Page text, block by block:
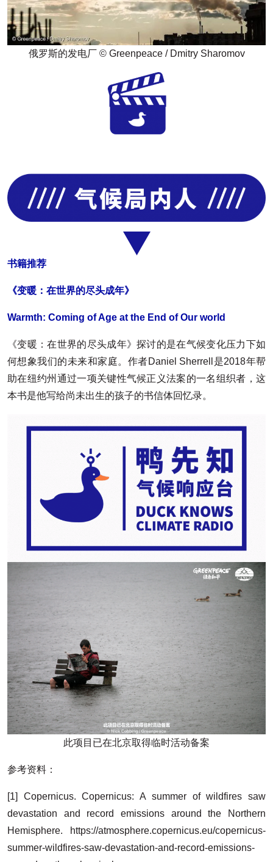
俄罗斯的发电厂 © Greenpeace / Dmitry Sharomov
书籍推荐
《变暖：在世界的尽头成年》
Warmth: Coming of Age at the End of Our world
《变暖：在世界的尽头成年》探讨的是在气候变化压力下如
何想象我们的未来和家庭。作者Daniel Sherrell是2018年帮
助在纽约州通过一项关键性气候正义法案的一名组织者，这
本书是他写给尚未出生的孩子的书信体回忆录。
此项目已在北京取得临时活动备案
参考资料：
[1] Copernicus. Copernicus: A summer of wildfires saw
devastation and record emissions around the Northern
Hemisphere. https://atmosphere.copernicus.eu/copernicus-
summer-wildfires-saw-devastation-and-record-emissions-